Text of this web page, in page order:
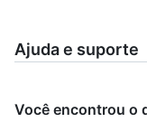
Ajuda e suporte
Você encontrou o